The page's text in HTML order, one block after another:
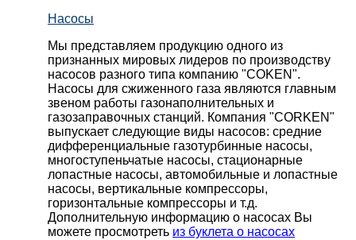
Насосы
Мы представляем продукцию одного из
признанных мировых лидеров по производству
насосов разного типа компанию "COKEN".
Насосы для сжиженного газа являются главным
звеном работы газонаполнительных и
газозаправочных станций. Компания "CORKEN"
выпускает следующие виды насосов: cредние
дифференциальные газотурбинные насосы,
многоступеньчатые насосы, стационарные
лопастные насосы, автомобильные и лопaстные
насосы, вертикальные компрессоры,
горизонтальные компрессоры и т.д.
Дополнительную информацию о насосах Вы
можете просмотреть из буклета о насосах